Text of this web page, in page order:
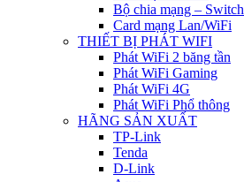
Bộ chia mạng – Switch
Card mạng Lan/WiFi
THIẾT BỊ PHÁT WIFI
Phát WiFi 2 băng tần
Phát WiFi Gaming
Phát WiFi 4G
Phát WiFi Phổ thông
HÃNG SẢN XUẤT
TP-Link
Tenda
D-Link